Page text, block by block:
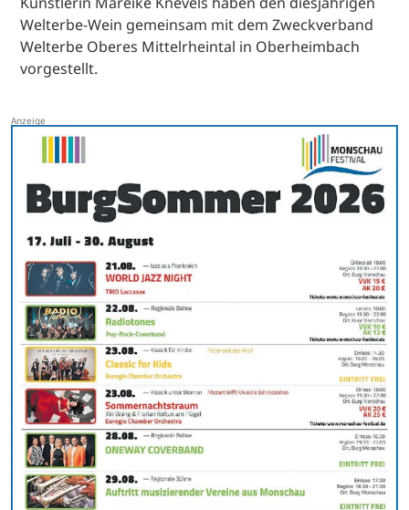
Welterbe-Wein gemeinsam mit dem Zweckverband
Welterbe Oberes Mittelrheintal in Oberheimbach
vorgestellt.